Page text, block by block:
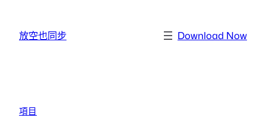
放空也同步 Download Now
項目